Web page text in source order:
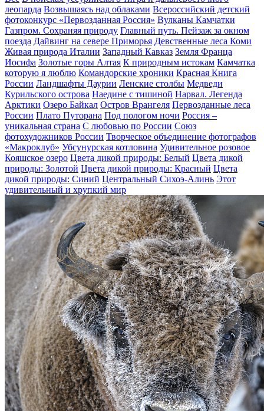
леопарда Возвышаясь над облаками Всероссийский детский
фотоконкурс «Первозданная Россия» Вулканы Камчатки
Газпром. Сохраняя природу Главный путь. Пейзаж за окном
поезда Дайвинг на севере Приморья Девственные леса Коми
Живая природа Италии Западный Кавказ Земля Франца
Иосифа Золотые горы Алтая К природным истокам Камчатка
которую я люблю Командорские хроники Красная Книга
России Ландшафты Даурии Ленские столбы Медведи
Курильского острова Наедине с тишиной Нарвал. Легенда
Арктики Озеро Байкал Остров Врангеля Первозданные леса
России Плато Путорана Под пологом ночи Россия –
уникальная страна С любовью по России Союз
фотохудожников России Творческое объединение фотографов
«Макроклуб» Убсунурская котловина Удивительное розовое
Кояшское озеро Цвета дикой природы: Белый Цвета дикой
природы: Золотой Цвета дикой природы: Красный Цвета
дикой природы: Синий Центральный Сихоэ-Алинь Этот
удивительный и хрупкий мир